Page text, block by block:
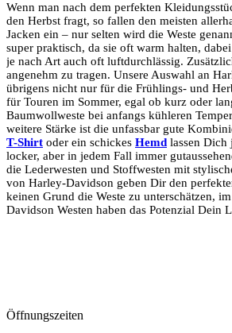
Wenn man nach dem perfekten
den Herbst fragt, so fallen den meisten
Jacken ein – nur selten wird die Weste
super praktisch, da sie oft warm halten,
je nach Art auch oft luftdurchlässig.
angenehm zu tragen. Unsere Auswahl an
übrigens nicht nur für die Frühlings- und
für Touren im Sommer, egal ob kurz oder
Baumwollweste bei anfangs kühleren
weitere Stärke ist die unfassbar gute
T-Shirt oder ein schickes Hemd lassen Dich
locker, aber in jedem Fall immer
die Lederwesten und Stoffwesten mit
von Harley-Davidson geben Dir den
keinen Grund die Weste zu unterschätzen,
Davidson Westen haben das Potenzial Dein
Öffnungszeiten